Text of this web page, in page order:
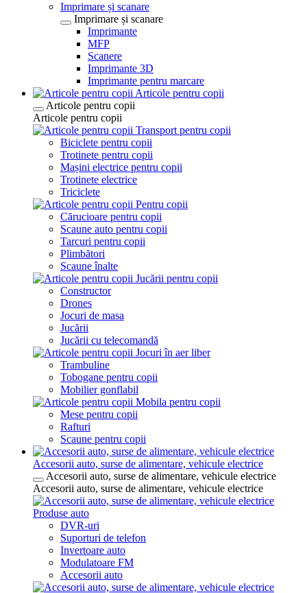
Imprimare și scanare
Imprimare și scanare
Imprimante
MFP
Scanere
Imprimante 3D
Imprimante pentru marcare
Articole pentru copii
Articole pentru copii
Articole pentru copii
Transport pentru copii
Biciclete pentru copii
Trotinete pentru copii
Mașini electrice pentru copii
Trotinete electrice
Triciclete
Pentru copii
Cărucioare pentru copii
Scaune auto pentru copii
Tarcuri pentru copii
Plimbători
Scaune înalte
Jucării pentru copii
Constructor
Drones
Jocuri de masa
Jucării
Jucării cu telecomandă
Jocuri în aer liber
Trambuline
Tobogane pentru copii
Mobilier gonflabil
Mobila pentru copii
Mese pentru copii
Rafturi
Scaune pentru copii
Accesorii auto, surse de alimentare, vehicule electrice
Accesorii auto, surse de alimentare, vehicule electrice
Accesorii auto, surse de alimentare, vehicule electrice
Produse auto
DVR-uri
Suporturi de telefon
Invertoare auto
Modulatoare FM
Accesorii auto